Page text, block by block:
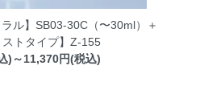
ル】SB03-30C（〜30ml）＋
ストタイプ】Z-155
)～11,370円(税込)